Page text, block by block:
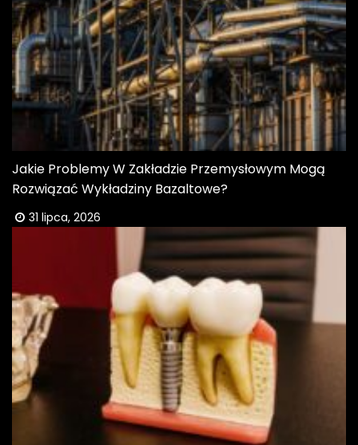
Jakie Problemy W Zakładzie Przemysłowym Mogą
Rozwiązać Wykładziny Bazaltowe?
31 lipca, 2026